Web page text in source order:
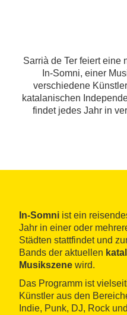
Sarrià de Ter feiert eine
In-Somni, einer
verschiedene
katalanischen
findet jedes Jahr in
In-Somni ist ein
Jahr in einer oder
Städten stattfindet und
Bands der aktuellen
Musikszene wird.
Das Programm ist
Künstler aus den
Indie, Punk, DJ, Rock